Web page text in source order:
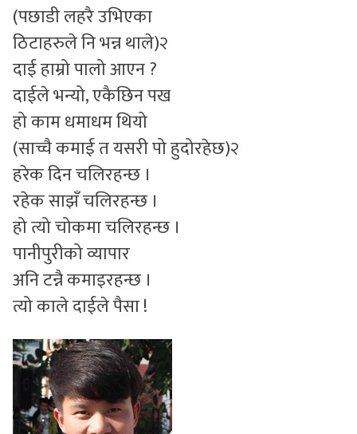
(पछाडी लहरै उभिएका
ठिटाहरुले नि भन्न थाले)२
दाई हाम्रो पालो आएन ?
दाईले भन्यो, एकैछिन पख
हो काम धमाधम थियो
(साच्चै कमाई त यसरी पो हुदोरहेछ)२
हरेक दिन चलिरहन्छ ।
रहेक साझँ चलिरहन्छ ।
हो त्यो चोकमा चलिरहन्छ ।
पानीपुरीको व्यापार
अनि टन्नै कमाइरहन्छ ।
त्यो काले दाईले पैसा !